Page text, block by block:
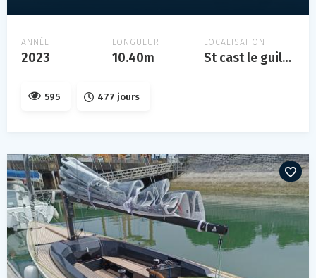
ANNÉE
2023
LONGUEUR
10.40m
LOCALISATION
St cast le guildo, bretagne, france
595 477 jours